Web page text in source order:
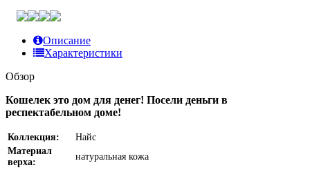
Описание
Характеристики
Обзор
Кошелек это дом для денег! Посели деньги в
респектабельном доме!
Коллекция:
Найс
Материал
верха:
натуральная кожа